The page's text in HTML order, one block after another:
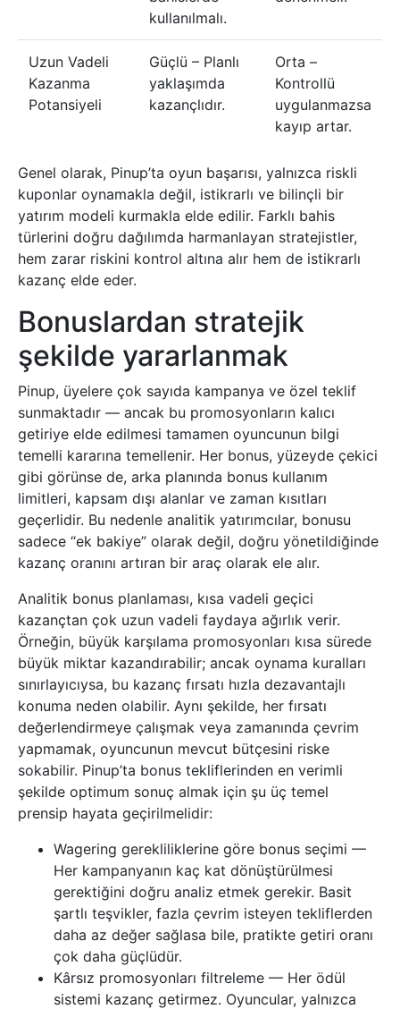
kullanılmalı.
Uzun Vadeli
Kazanma
Potansiyeli
Güçlü – Planlı
yaklaşımda
kazançlıdır.
Orta –
Kontrollü
uygulanmazsa
kayıp artar.
Genel olarak, Pinup’ta oyun başarısı, yalnızca riskli
kuponlar oynamakla değil, istikrarlı ve bilinçli bir
yatırım modeli kurmakla elde edilir. Farklı bahis
türlerini doğru dağılımda harmanlayan stratejistler,
hem zarar riskini kontrol altına alır hem de istikrarlı
kazanç elde eder.
Bonuslardan stratejik
şekilde yararlanmak
Pinup, üyelere çok sayıda kampanya ve özel teklif
sunmaktadır — ancak bu promosyonların kalıcı
getiriye elde edilmesi tamamen oyuncunun bilgi
temelli kararına temellenir. Her bonus, yüzeyde çekici
gibi görünse de, arka planında bonus kullanım
limitleri, kapsam dışı alanlar ve zaman kısıtları
geçerlidir. Bu nedenle analitik yatırımcılar, bonusu
sadece “ek bakiye” olarak değil, doğru yönetildiğinde
kazanç oranını artıran bir araç olarak ele alır.
Analitik bonus planlaması, kısa vadeli geçici
kazançtan çok uzun vadeli faydaya ağırlık verir.
Örneğin, büyük karşılama promosyonları kısa sürede
büyük miktar kazandırabilir; ancak oynama kuralları
sınırlayıcıysa, bu kazanç fırsatı hızla dezavantajlı
konuma neden olabilir. Aynı şekilde, her fırsatı
değerlendirmeye çalışmak veya zamanında çevrim
yapmamak, oyuncunun mevcut bütçesini riske
sokabilir. Pinup’ta bonus tekliflerinden en verimli
şekilde optimum sonuç almak için şu üç temel
prensip hayata geçirilmelidir:
Wagering gerekliliklerine göre bonus seçimi —
Her kampanyanın kaç kat dönüştürülmesi
gerektiğini doğru analiz etmek gerekir. Basit
şartlı teşvikler, fazla çevrim isteyen tekliflerden
daha az değer sağlasa bile, pratikte getiri oranı
çok daha güçlüdür.
Kârsız promosyonları filtreleme — Her ödül
sistemi kazanç getirmez. Oyuncular, yalnızca